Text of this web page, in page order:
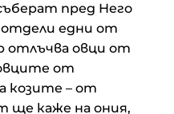
пред Него
отдели едни от
отлъчва овци от
от
козите – от
ще каже на ония,